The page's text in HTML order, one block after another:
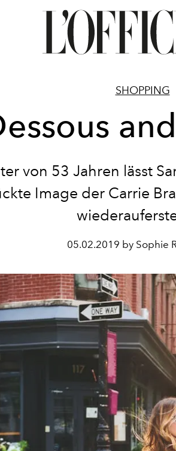
SHOPPING
von 53 Jahren lässt
Image der Carrie
05.02.2019 by Sophie